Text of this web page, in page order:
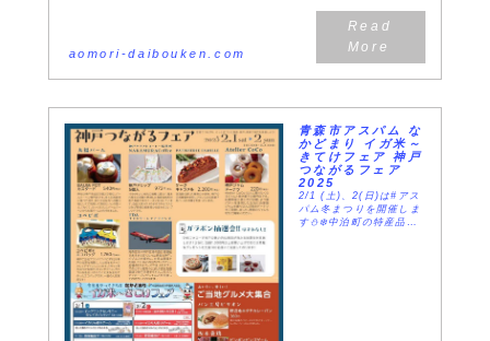
aomori-daibouken.com
青森市アスパム な
かどまり イガ米～
きてけフェア 神戸
つながるフェア
2025
2/1 (土)、2(日)は#アス
パム冬まつりを開催しま
す⛄️❄️中泊町の特産品や